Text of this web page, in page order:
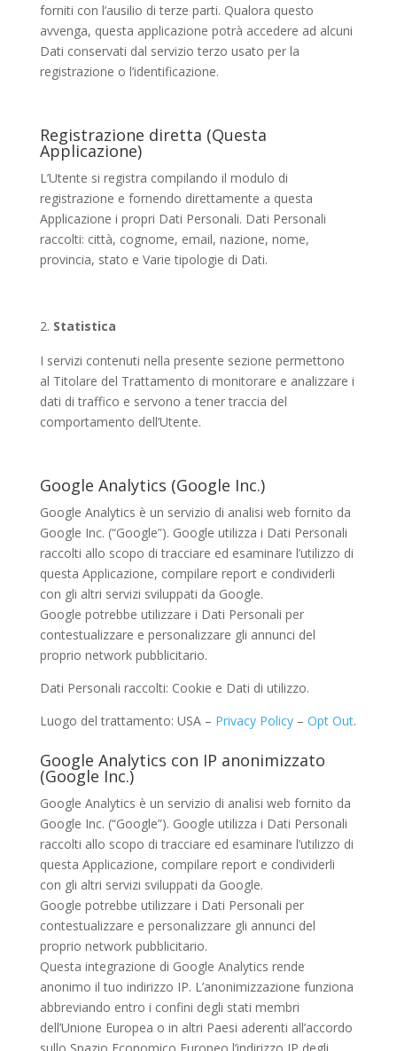
forniti con l’ausilio di terze parti. Qualora questo
avvenga, questa applicazione potrà accedere ad alcuni
Dati conservati dal servizio terzo usato per la
registrazione o l’identificazione.
Registrazione diretta (Questa
Applicazione)
L’Utente si registra compilando il modulo di
registrazione e fornendo direttamente a questa
Applicazione i propri Dati Personali. Dati Personali
raccolti: città, cognome, email, nazione, nome,
provincia, stato e Varie tipologie di Dati.
Statistica
I servizi contenuti nella presente sezione permettono
al Titolare del Trattamento di monitorare e analizzare i
dati di traffico e servono a tener traccia del
comportamento dell’Utente.
Google Analytics (Google Inc.)
Google Analytics è un servizio di analisi web fornito da
Google Inc. (“Google”). Google utilizza i Dati Personali
raccolti allo scopo di tracciare ed esaminare l’utilizzo di
questa Applicazione, compilare report e condividerli
con gli altri servizi sviluppati da Google.
Google potrebbe utilizzare i Dati Personali per
contestualizzare e personalizzare gli annunci del
proprio network pubblicitario.
Dati Personali raccolti: Cookie e Dati di utilizzo.
Luogo del trattamento: USA – Privacy Policy– Opt Out.
Google Analytics con IP anonimizzato
(Google Inc.)
Google Analytics è un servizio di analisi web fornito da
Google Inc. (“Google”). Google utilizza i Dati Personali
raccolti allo scopo di tracciare ed esaminare l’utilizzo di
questa Applicazione, compilare report e condividerli
con gli altri servizi sviluppati da Google.
Google potrebbe utilizzare i Dati Personali per
contestualizzare e personalizzare gli annunci del
proprio network pubblicitario.
Questa integrazione di Google Analytics rende
anonimo il tuo indirizzo IP. L’anonimizzazione funziona
abbreviando entro i confini degli stati membri
dell’Unione Europea o in altri Paesi aderenti all’accordo